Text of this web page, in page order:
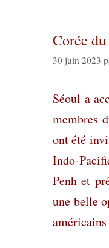
Corée
30 juin 2023
Séoul a
membres
ont été
Indo-
Penh et
une belle